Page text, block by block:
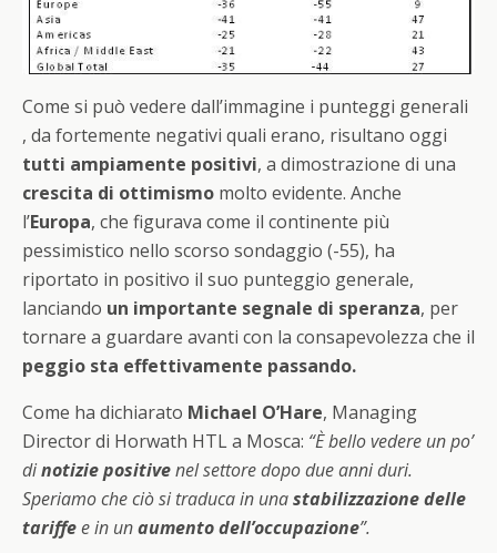
Come si può vedere dall’immagine i punteggi generali
, da fortemente negativi quali erano, risultano oggi
tutti ampiamente positivi, a dimostrazione di una
crescita di ottimismo molto evidente. Anche
l’Europa, che figurava come il continente più
pessimistico nello scorso sondaggio (-55), ha
riportato in positivo il suo punteggio generale,
lanciando un importante segnale di speranza, per
tornare a guardare avanti con la consapevolezza che il
peggio sta effettivamente passando.
Come ha dichiarato Michael O’Hare, Managing
Director di Horwath HTL a Mosca: “È bello vedere un po’
dinotizie positivenel settore dopo due anni duri.
Speriamo che ciò si traduca in unastabilizzazione delle
tariffee in unaumento dell’occupazione”.